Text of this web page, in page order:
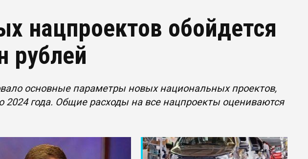
нацпроектов обойдется
рублей
основные параметры новых национальных проектов,
2024 года. Общие расходы на все нацпроекты оцениваются